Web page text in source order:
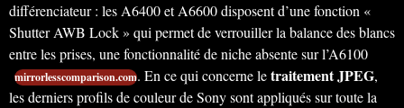
différenciateur : les A6400 et A6600 disposent d’une fonction «
Shutter AWB Lock » qui permet de verrouiller la balance des blancs
entre les prises, une fonctionnalité de niche absente sur l’A6100
mirrorlesscomparison.com. En ce qui concerne letraitement JPEG,
les derniers profils de couleur de Sony sont appliqués sur toute la